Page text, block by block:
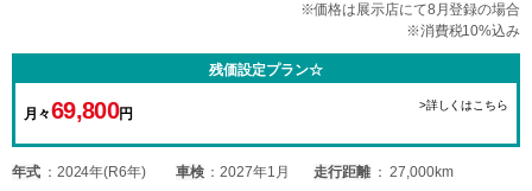
※価格は展示店にて8月登録の場合
※消費税10%込み
残価設定プラン☆
月々69,800円
>詳しくはこちら
年式 2024年(R6年) 車検 2027年1月 走行距離
27,000km